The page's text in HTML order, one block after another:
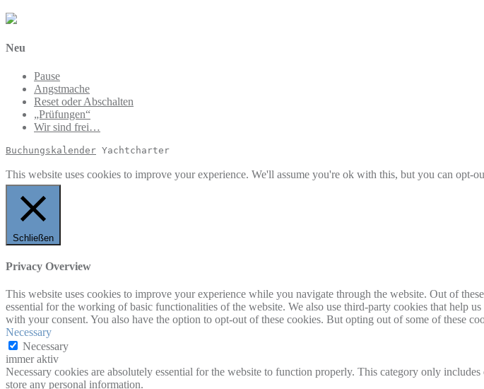
Neu
Pause
Angstmache
Reset oder Abschalten
„Prüfungen“
Wir sind frei…
Buchungskalender Yachtcharter
This website uses cookies to improve your experience. We'll assume you're ok with this, but you can opt-
Schließen
Privacy Overview
This website uses cookies to improve your experience while you navigate through the website. Out of
essential for the working of basic functionalities of the website. We also use third-party cookies that help
with your consent. You also have the option to opt-out of these cookies. But opting out of some of these
Necessary
Necessary
immer aktiv
Necessary cookies are absolutely essential for the website to function properly. This category only
store any personal information.